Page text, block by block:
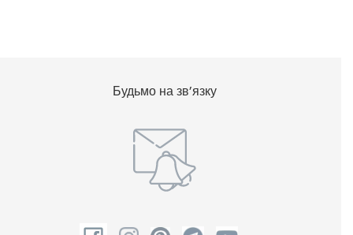
Будьмо на зв’язку